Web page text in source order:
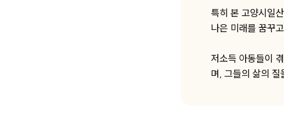
특히 본 고양시일
나은 미래를 꿈꾸
저소득 아동들이
며, 그들의 삶의 질